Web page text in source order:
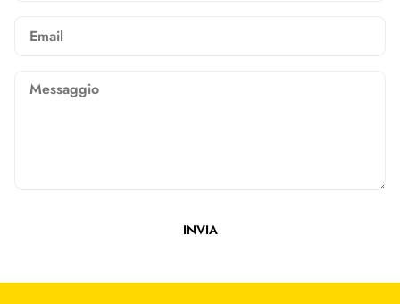
Messaggio
INVIA